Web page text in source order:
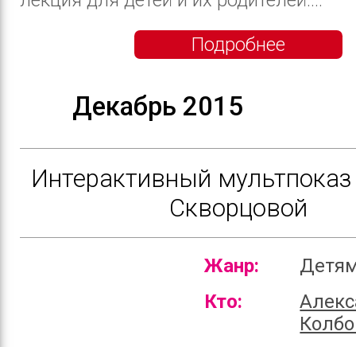
Подробнее
Декабрь 2015
Интерактивный
Скворцовой
Жанр:
Кто: